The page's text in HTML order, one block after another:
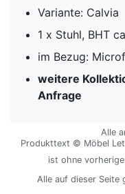
Variante: Calvia
1 x Stuhl, BHT
im Bezug:
weitere
Anfrage
Alle
Produkttext © Möbel
ist ohne
Alle auf dieser Seite